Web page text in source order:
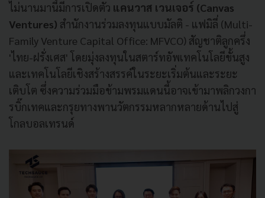
ไม่นานมานี้มีการเปิดตัว แคนวาส เวนเจอร์ (Canvas
Ventures) สำนักงานร่วมลงทุนแบบมัลติ - แฟมิลี่ (Multi-
Family Venture Capital Office: MFVCO) สัญชาติลูกครึ่ง
'ไทย-ฝรั่งเศส' โดยมุ่งลงทุนในสตาร์ทอัพเทคโนโลยีขั้นสูง
และเทคโนโลยีเชิงสร้างสรรค์ในระยะเริ่มต้นและระยะ
เติบโต ซึ่งความร่วมมือข้ามพรมแดนนี้อาจเข้ามาพลิกวงกา
รบิ๊กเทคและกรุยทางพานวัตกรรมหลากหลายด้านไปสู่
โกลบอลเทรนด์